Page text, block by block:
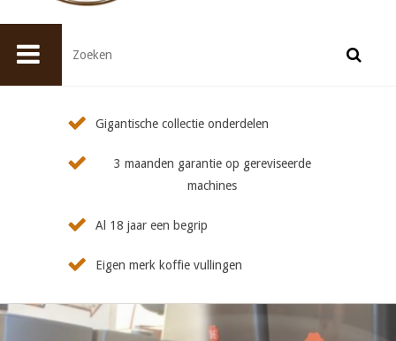
Gigantische collectie onderdelen
3 maanden garantie op gereviseerde
machines
Al 18 jaar een begrip
Eigen merk koffie vullingen